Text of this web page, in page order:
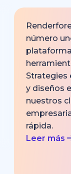
número
Strategies
y diseños
nuestros
rápida.
Leer más